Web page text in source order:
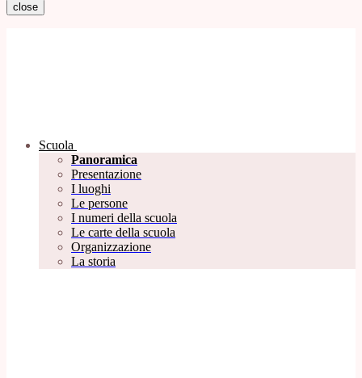
close
Scuola
Panoramica
Presentazione
I luoghi
Le persone
I numeri della scuola
Le carte della scuola
Organizzazione
La storia